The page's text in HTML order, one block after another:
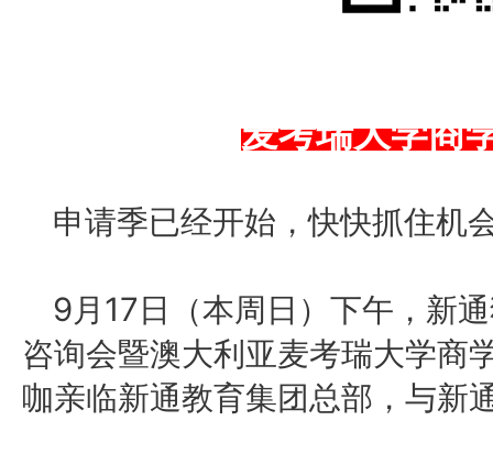
麦考瑞大学商
申请季已经开始，快快抓住机
9月17日（本周日）下午，新
咨询会暨澳大利亚麦考瑞大学商
咖亲临新通教育集团总部，与新